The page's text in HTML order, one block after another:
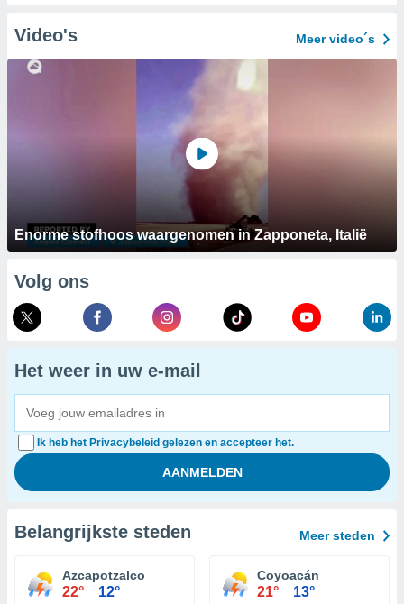
Video's Meer video´s
Enorme stofhoos waargenomen in Zapponeta, Italië
Volg ons
Het weer in uw e-mail
Ik heb het Privacybeleid gelezen en accepteer het.
Belangrijkste steden Meer steden
Azcapotzalco
22° 12°
Coyoacán
21° 13°